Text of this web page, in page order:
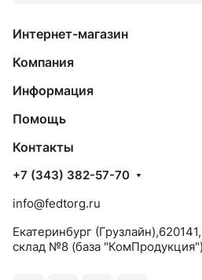
Интернет-магазин
Компания
Информация
Помощь
Контакты
+7 (343) 382-57-70
info@fedtorg.ru
Екатеринбург
склад №8 (база "КомПродукция")